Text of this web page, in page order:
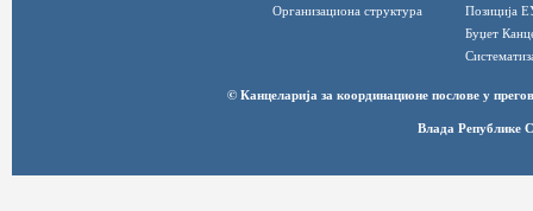
Организациона структура
Позиција
Буџет
© Канцеларија за координационе послове у
Влада Републике